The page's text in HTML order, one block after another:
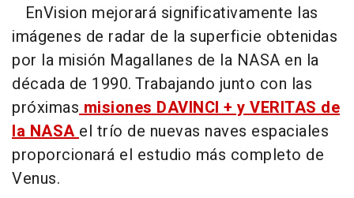
EnVision mejorará significativamente las
imágenes de radar de la superficie obtenidas
por la misión Magallanes de la NASA en la
década de 1990. Trabajando junto con las
próximas misiones DAVINCI + y VERITAS de
la NASA el trío de nuevas naves espaciales
proporcionará el estudio más completo de
Venus.